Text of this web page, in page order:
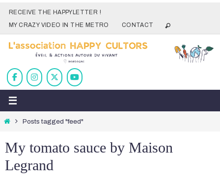
SkipRECEIVE THE HAPPYLETTER !
MY CRAZY VIDEO IN THE METRO
CONTACT
HomePosts tagged "feed"
My tomato sauce by Maison
Legrand